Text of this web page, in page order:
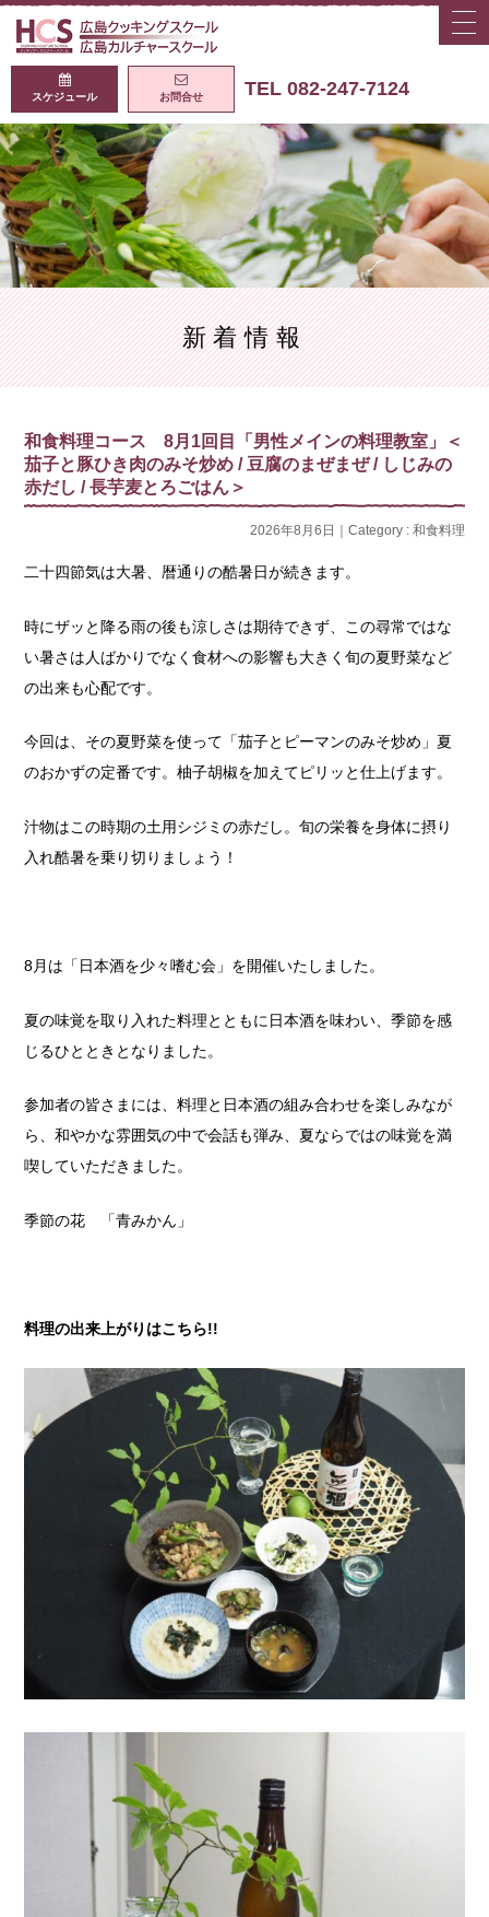
広島クッキン
スケジュール お問合せ TEL 082-247-7124
新着情報
和食料理コース 8月1回目「男性メインの料理教室」＜
茄子と豚ひき肉のみそ炒め / 豆腐のまぜまぜ / しじみの
赤だし / 長芋麦とろごはん＞
2026年8月6日｜Category : 和食料理
二十四節気は大暑、暦通りの酷暑日が続きます。
時にザッと降る雨の後も涼しさは期待できず、この尋常ではな
い暑さは人ばかりでなく食材への影響も大きく旬の夏野菜など
の出来も心配です。
今回は、その夏野菜を使って「茄子とピーマンのみそ炒め」夏
のおかずの定番です。柚子胡椒を加えてピリッと仕上げます。
汁物はこの時期の土用シジミの赤だし。旬の栄養を身体に摂り
入れ酷暑を乗り切りましょう！
8月は「日本酒を少々嗜む会」を開催いたしました。
夏の味覚を取り入れた料理とともに日本酒を味わい、季節を感
じるひとときとなりました。
参加者の皆さまには、料理と日本酒の組み合わせを楽しみなが
ら、和やかな雰囲気の中で会話も弾み、夏ならではの味覚を満
喫していただきました。
季節の花 「青みかん」
料理の出来上がりはこちら!!